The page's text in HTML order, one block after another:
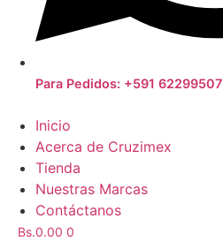
Para Pedidos: +591 62299507
Inicio
Acerca de Cruzimex
Tienda
Nuestras Marcas
Contáctanos
Bs.0.00 0